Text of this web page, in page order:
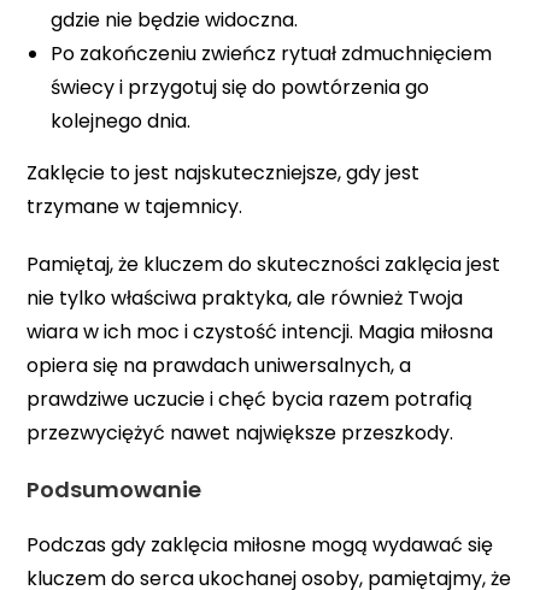
gdzie nie będzie widoczna.
Po zakończeniu zwieńcz rytuał zdmuchnięciem
świecy i przygotuj się do powtórzenia go
kolejnego dnia.
Zaklęcie to jest najskuteczniejsze, gdy jest
trzymane w tajemnicy.
Pamiętaj, że kluczem do skuteczności zaklęcia jest
nie tylko właściwa praktyka, ale również Twoja
wiara w ich moc i czystość intencji. Magia miłosna
opiera się na prawdach uniwersalnych, a
prawdziwe uczucie i chęć bycia razem potrafią
przezwyciężyć nawet największe przeszkody.
Podsumowanie
Podczas gdy zaklęcia miłosne mogą wydawać się
kluczem do serca ukochanej osoby, pamiętajmy, że